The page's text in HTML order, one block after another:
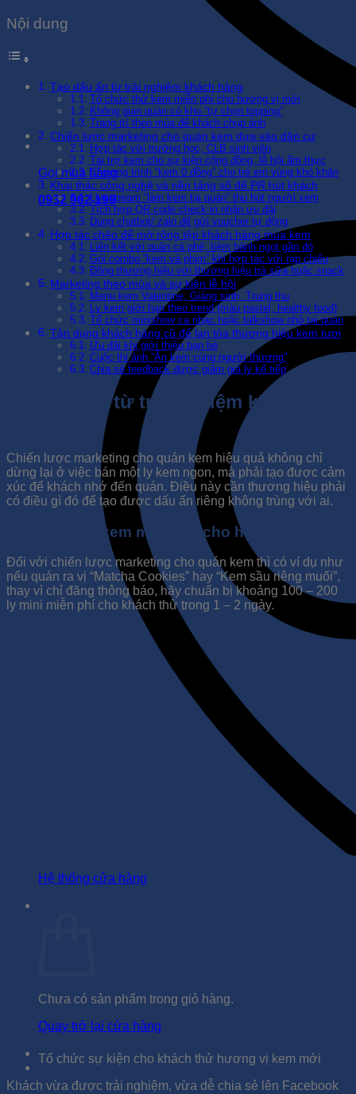
Gọi mua hàng
0932 962 199
Hệ thống cửa hàng
Chưa có sản phẩm trong giỏ hàng.
Quay trở lại cửa hàng
Nội dung
Tạo dấu ấn từ trải nghiệm khách hàng
Tổ chức thử kem miễn phí cho hương vị mới
Không gian quán có khu “tự chọn topping”
Trang trí theo mùa để khách chụp ảnh
Chiến lược marketing cho quán kem dựa vào dân cư
Hợp tác với trường học, CLB sinh viên
Tài trợ kem cho sự kiện cộng đồng, lễ hội ẩm thực
Chương trình “kem 0 đồng” cho trẻ em vùng khó khăn
Khai thác công nghệ và nền tảng số để PR hút khách
Livestream “làm kem tại quán” thu hút người xem
Tích hợp QR code check-in nhận ưu đãi
Dùng chatbot/ zalo để gửi voucher tự động
Hợp tác chéo để mở rộng tệp khách hàng mua kem
Liên kết với quán cà phê, tiệm bánh ngọt gần đó
Gói combo “kem và phim” khi hợp tác với rạp chiếu
Đồng thương hiệu với thương hiệu trà sữa hoặc snack
Marketing theo mùa và sự kiện lễ hội
Menu kem Valentine, Giáng sinh, Trung thu
Ly kem giới hạn theo trend (màu pastel, healthy food)
Tổ chức minishow ca nhạc hoặc talkshow nhỏ tại quán
Tận dụng khách hàng cũ để lan tỏa thương hiệu kem tươi
Ưu đãi khi giới thiệu bạn bè
Cuộc thi ảnh “Ăn kem cùng người thương”
Chia sẻ feedback được giảm giá ly kế tiếp
Tạo dấu ấn từ trải nghiệm khách
Chiến lược marketing cho quán kem hiệu quả không chỉ
dừng lại ở việc bán một ly kem ngon, mà phải tạo được cảm
xúc để khách nhớ đến quán. Điều này cần thương hiệu phải
có điều gì đó để tạo được dấu ấn riêng không trùng với ai.
Tổ chức thử kem miễn phí cho hương vị mới
Đối với chiến lược marketing cho quán kem thì có ví dụ như
nếu quán ra vị “Matcha Cookies” hay “Kem sầu riêng muối”,
thay vì chỉ đăng thông báo, hãy chuẩn bị khoảng 100 – 200
ly mini miễn phí cho khách thử trong 1 – 2 ngày.
Tổ chức sự kiện cho khách thử hương vị kem mới
Khách vừa được trải nghiệm, vừa dễ chia sẻ lên Facebook